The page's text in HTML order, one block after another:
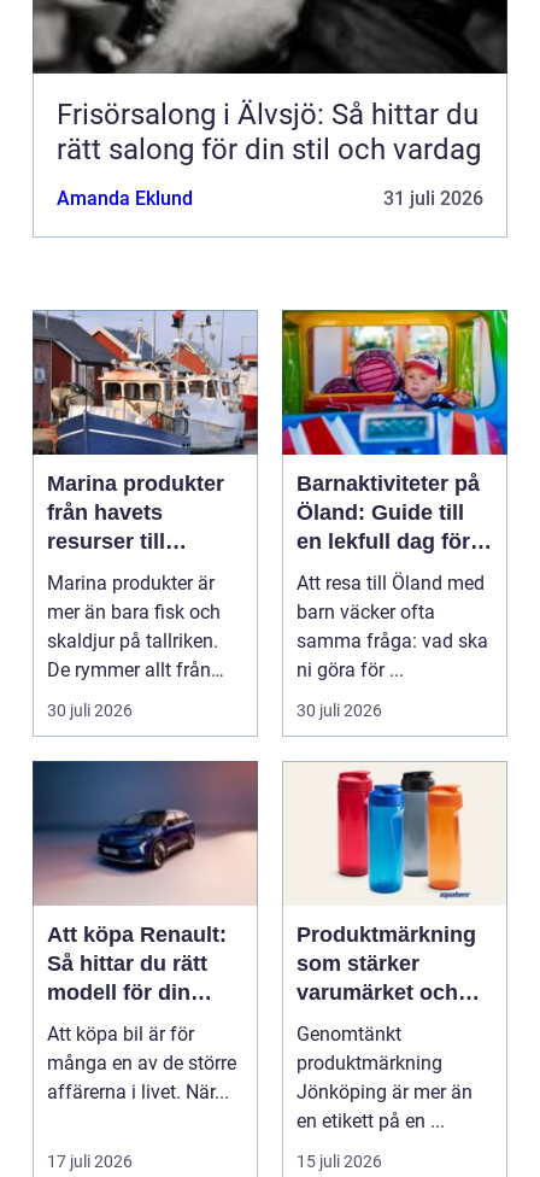
Frisörsalong i Älvsjö: Så hittar du
rätt salong för din stil och vardag
Amanda Eklund 31 juli 2026
Marina produkter
från havets
resurser till
hållbara
upplevelser
Marina produkter är
mer än bara fisk och
skaldjur på tallriken.
De rymmer allt från
mat och hälsa ti...
30 juli 2026
Barnaktiviteter på
Öland: Guide till
en lekfull dag för
hela familjen
Att resa till Öland med
barn väcker ofta
samma fråga: vad ska
ni göra för ...
30 juli 2026
Att köpa Renault:
Så hittar du rätt
modell för din
vardag
Att köpa bil är för
många en av de större
affärerna i livet. När...
17 juli 2026
Produktmärkning
som stärker
varumärket och
förenklar vardagen
Genomtänkt
produktmärkning
Jönköping är mer än
en etikett på en ...
15 juli 2026